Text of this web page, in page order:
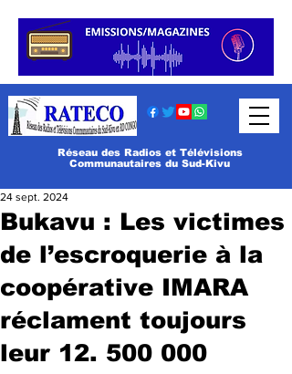
Réseau des Radios et Télévisions
Communautaires du Sud-Kivu
Bukavu : Les victimes
de l’escroquerie à la
coopérative IMARA
réclament toujours
leur 12. 500 000
24 sept. 2024